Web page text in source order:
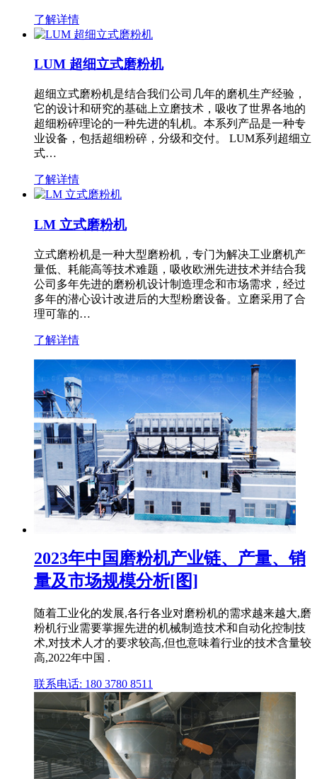
了解详情
LUM 超细立式磨粉机
超细立式磨粉机是结合我们公司几年的磨机生产经验，
它的设计和研究的基础上立磨技术，吸收了世界各地的
超细粉碎理论的一种先进的轧机。本系列产品是一种专
业设备，包括超细粉碎，分级和交付。 LUM系列超细立
式…
了解详情
LM 立式磨粉机
立式磨粉机是一种大型磨粉机，专门为解决工业磨机产
量低、耗能高等技术难题，吸收欧洲先进技术并结合我
公司多年先进的磨粉机设计制造理念和市场需求，经过
多年的潜心设计改进后的大型粉磨设备。立磨采用了合
理可靠的…
了解详情
2023年中国磨粉机产业链、产量、销
量及市场规模分析[图]
随着工业化的发展,各行各业对磨粉机的需求越来越大,磨
粉机行业需要掌握先进的机械制造技术和自动化控制技
术,对技术人才的要求较高,但也意味着行业的技术含量较
高,2022年中国 .
联系电话: 180 3780 8511